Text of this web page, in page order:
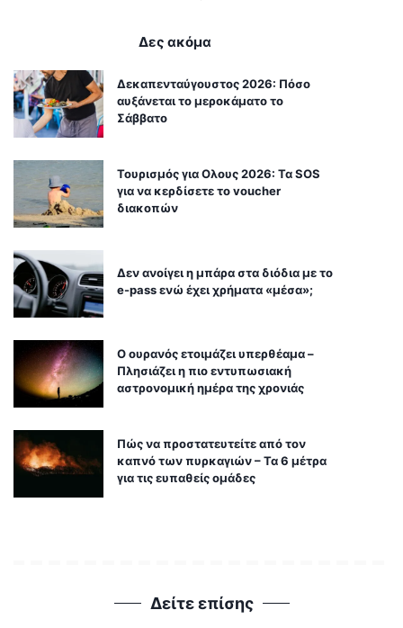
Δες ακόμα
Δεκαπενταύγουστος 2026: Πόσο
αυξάνεται το μεροκάματο το
Σάββατο
Τουρισμός για Ολους 2026: Τα SOS
για να κερδίσετε το voucher
διακοπών
Δεν ανοίγει η μπάρα στα διόδια με το
e-pass ενώ έχει χρήματα «μέσα»;
Ο ουρανός ετοιμάζει υπερθέαμα –
Πλησιάζει η πιο εντυπωσιακή
αστρονομική ημέρα της χρονιάς
Πώς να προστατευτείτε από τον
καπνό των πυρκαγιών – Τα 6 μέτρα
για τις ευπαθείς ομάδες
Δείτε επίσης